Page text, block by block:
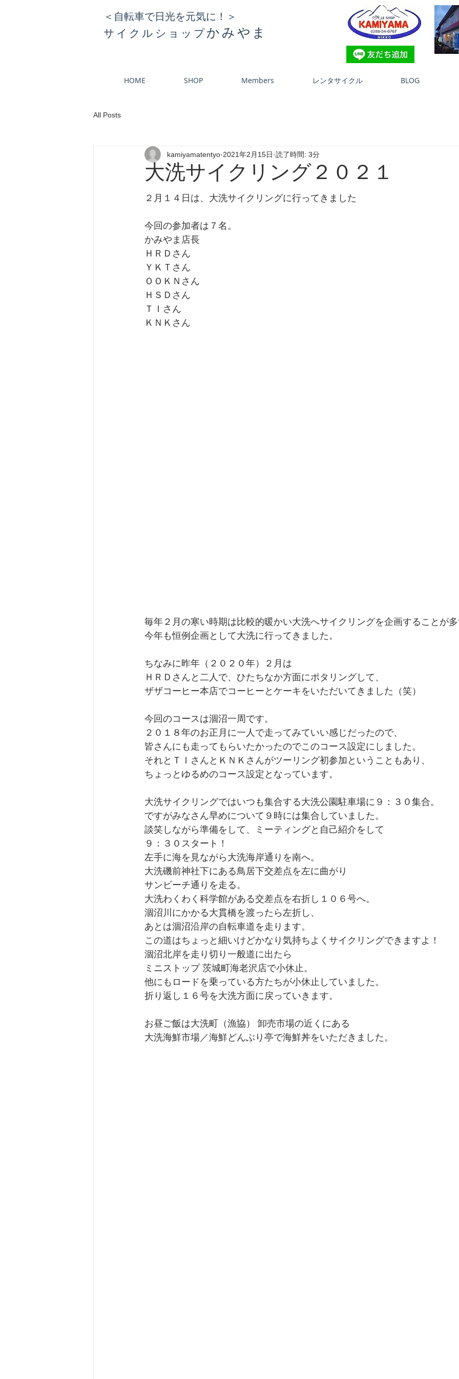
＜自転車で日光を元気に！＞
サイクルショップかみやま
HOME SHOP Members レンタサイクル BLOG
All Posts
大洗サイクリング２０２１
kamiyamatentyo 2021年2月15日 読了時間: 3分
２月１４日は、大洗サイクリングに行ってきました
今回の参加者は７名。
かみやま店長
ＨＲＤさん
ＹＫＴさん
ＯＯＫＮさん
ＨＳＤさん
ＴＩさん
ＫＮＫさん
毎年２月の寒い時期は比較的暖かい大洗へサイクリングを企画することが
今年も恒例企画として大洗に行ってきました。
ちなみに昨年（２０２０年）２月は
ＨＲＤさんと二人で、ひたちなか方面にポタリングして、
ザザコーヒー本店でコーヒーとケーキをいただいてきました（笑）
今回のコースは涸沼一周です。
２０１８年のお正月に一人で走ってみていい感じだったので、
皆さんにも走ってもらいたかったのでこのコース設定にしました。
それとＴＩさんとＫＮＫさんがツーリング初参加ということもあり、
ちょっとゆるめのコース設定となっています。
大洗サイクリングではいつも集合する大洗公園駐車場に９：３０集合。
ですがみなさん早めについて９時には集合していました。
談笑しながら準備をして、ミーティングと自己紹介をして
９：３０スタート！
左手に海を見ながら大洗海岸通りを南へ。
大洗磯前神社下にある鳥居下交差点を左に曲がり
サンビーチ通りを走る。
大洗わくわく科学館がある交差点を右折し１０６号へ。
涸沼川にかかる大貫橋を渡ったら左折し、
あとは涸沼沿岸の自転車道を走ります。
この道はちょっと細いけどかなり気持ちよくサイクリングできますよ！
涸沼北岸を走り切り一般道に出たら
ミニストップ 茨城町海老沢店で小休止。
他にもロードを乗っている方たちが小休止していました。
折り返し１６号を大洗方面に戻っていきます。
お昼ご飯は大洗町（漁協） 卸売市場の近くにある
大洗海鮮市場／海鮮どんぶり亭で海鮮丼をいただきました。